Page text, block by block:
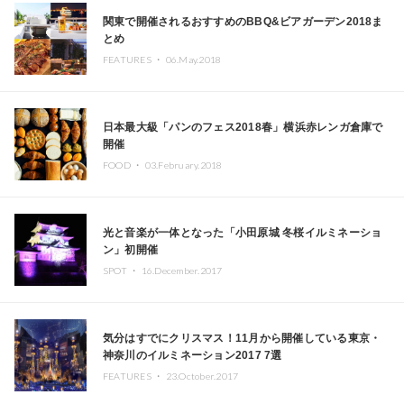
関東で開催されるおすすめのBBQ&ビアガーデン2018ま
とめ
FEATURES ・ 06.May.2018
日本最大級「パンのフェス2018春」横浜赤レンガ倉庫で
開催
FOOD ・ 03.February.2018
光と音楽が一体となった「小田原城 冬桜イルミネーショ
ン」初開催
SPOT ・ 16.December.2017
気分はすでにクリスマス！11月から開催している東京・
神奈川のイルミネーション2017 7選
FEATURES ・ 23.October.2017